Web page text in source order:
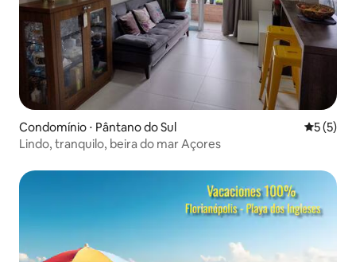
Condomínio ⋅ Pântano do Sul 5 de
5 (5)
Lindo, tranquilo, beira do mar Açores